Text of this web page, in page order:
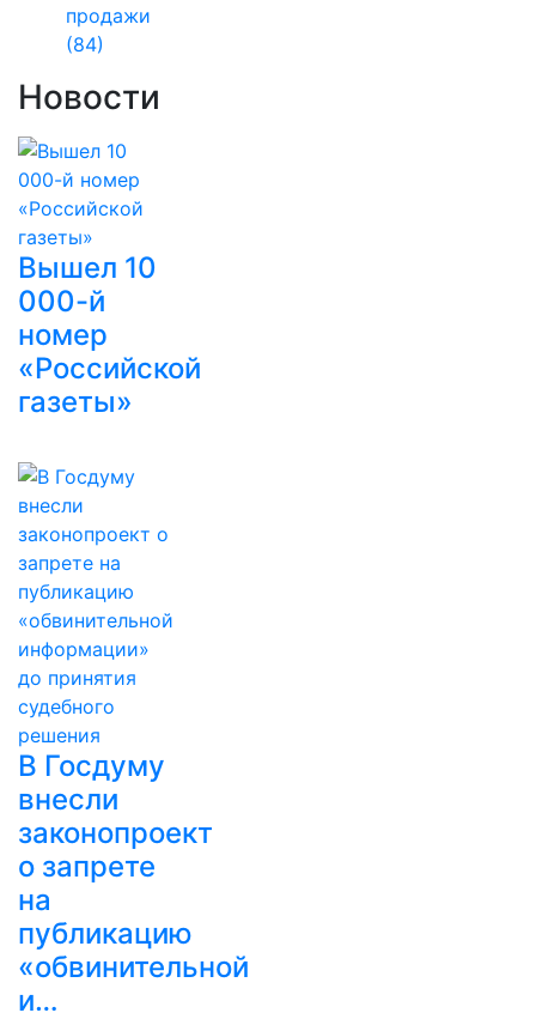
продажи
(84)
Новости
Вышел 10
000-й
номер
«Российской
газеты»
В Госдуму
внесли
законопроект
о запрете
на
публикацию
«обвинительной
и…